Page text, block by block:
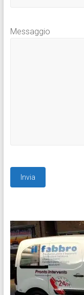
Messaggio